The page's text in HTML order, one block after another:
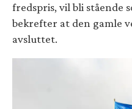
fredspris, vil bli stående
bekrefter at den gamle
avsluttet.